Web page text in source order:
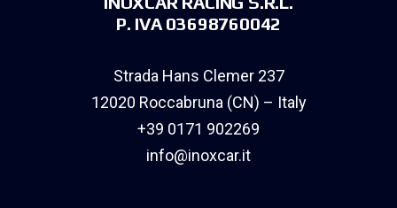
P. IVA 03698760042
Strada Hans Clemer 237
12020 Roccabruna (CN) – Italy
+39 0171 902269
info@inoxcar.it